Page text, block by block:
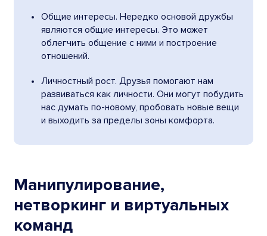
Общие интересы. Нередко основой дружбы
являются общие интересы. Это может
облегчить общение с ними и построение
отношений.
Личностный рост. Друзья помогают нам
развиваться как личности. Они могут побудить
нас думать по-новому, пробовать новые вещи
и выходить за пределы зоны комфорта.
Манипулирование,
нетворкинг и виртуальных
команд